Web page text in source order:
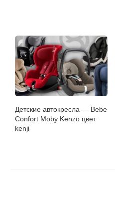
Детские автокресла — Bebe
Confort Moby Kenzo цвет
kenji